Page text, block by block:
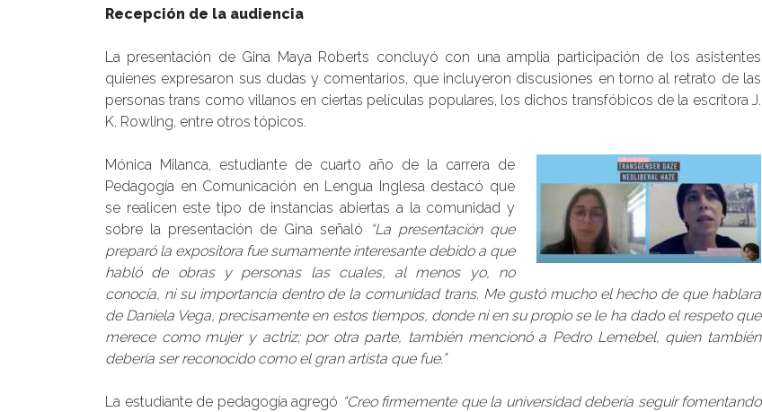
Recepción de la audiencia
La presentación de Gina Maya Roberts concluyó con una amplia participación de los asistentes
quienes expresaron sus dudas y comentarios, que incluyeron discusiones en torno al retrato de las
personas trans como villanos en ciertas películas populares, los dichos transfóbicos de la escritora J.
K. Rowling, entre otros tópicos.
Mónica Milanca, estudiante de cuarto año de la carrera de
Pedagogía en Comunicación en Lengua Inglesa destacó que
se realicen este tipo de instancias abiertas a la comunidad y
sobre la presentación de Gina señaló
“La presentación que
preparó la expositora fue sumamente interesante debido a que
habló de obras y personas las cuales, al menos yo, no
conocía, ni su importancia dentro de la comunidad trans. Me gustó mucho el hecho de que hablara
de Daniela Vega, precisamente en estos tiempos, donde ni en su propio se le ha dado el respeto que
merece como mujer y actriz; por otra parte, también mencionó a Pedro Lemebel, quien también
debería ser reconocido como el gran artista que fue.”
La estudiante de pedagogía agregó “Creo firmemente que la universidad debería seguir fomentando